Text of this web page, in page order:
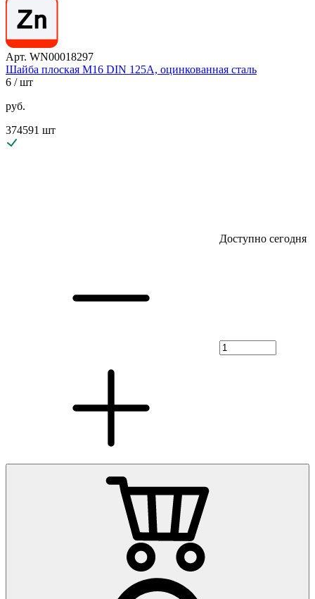
Арт. WN00018297
Шайба плоская М16 DIN 125A, оцинкованная сталь
6 / шт
руб.
374591 шт
Доступно сегодня